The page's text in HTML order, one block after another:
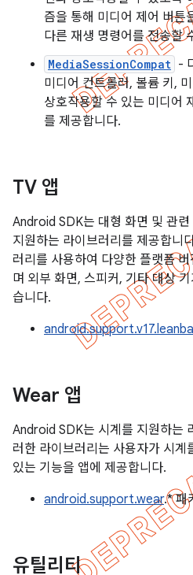
즘을 통해 미디어 제어 버튼
다른 재생 명령어를 전송할
MediaSessionCompat -
미디어 컨트롤러, 볼륨 키,
상호작용할 수 있는 미디어
를 제공합니다.
TV 앱
Android SDK는 대형 화면 및 관
지원하는 라이브러리를 제공합니
러리를 사용하여 다양한 플랫폼
며 외부 화면, 스피커, 기타 대상
습니다.
Wear 앱
Android SDK는 시계를 지원하는
러한 라이브러리는 사용자가 시계
있는 기능을 앱에 제공합니다.
android.support.wear.* 패
유틸리티